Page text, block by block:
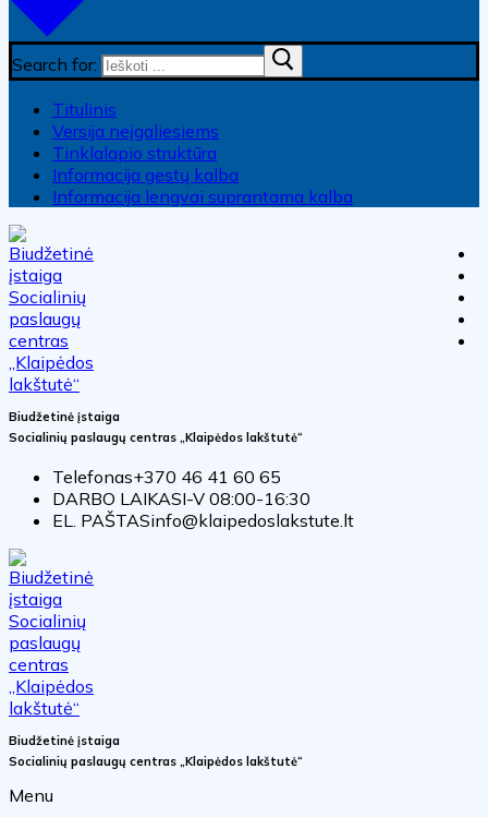
Search for:
Titulinis
Versija neįgaliesiems
Tinklalapio struktūra
Informacija gestų kalba
Informacija lengvai suprantama kalba
Biudžetinė įstaiga
Socialinių paslaugų centras „Klaipėdos lakštutė“
Telefonas+370 46 41 60 65
DARBO LAIKASI-V 08:00-16:30
EL. PAŠTASinfo@klaipedoslakstute.lt
Biudžetinė įstaiga
Socialinių paslaugų centras „Klaipėdos lakštutė“
Menu